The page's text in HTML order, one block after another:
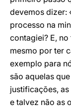
devemos dizer:
processo na
contagiei? E,
mesmo por ter
exemplo para
são aquelas
justificações,
e talvez não as